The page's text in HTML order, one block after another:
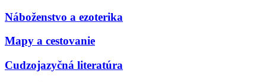
Náboženstvo a ezoterika
Mapy a cestovanie
Cudzojazyčná literatúra